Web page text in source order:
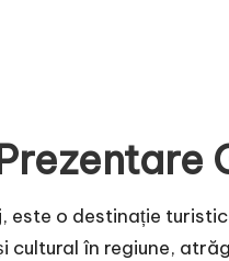
este o destinație
în regiune,